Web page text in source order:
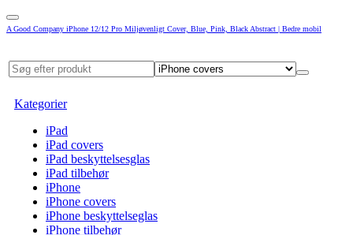
A Good Company iPhone 12/12 Pro Miljøvenligt Cover, Blue, Pink, Black Abstract | Bedre mobil
Kategorier
iPad
iPad covers
iPad beskyttelsesglas
iPad tilbehør
iPhone
iPhone covers
iPhone beskyttelseglas
iPhone tilbehør